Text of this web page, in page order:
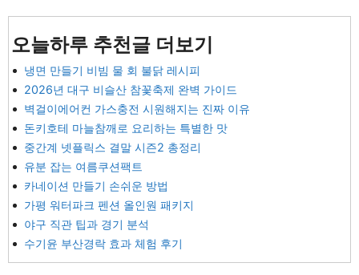
오늘하루 추천글 더보기
냉면 만들기 비빔 물 회 불닭 레시피
2026년 대구 비슬산 참꽃축제 완벽 가이드
벽걸이에어컨 가스충전 시원해지는 진짜 이유
돈키호테 마늘참깨로 요리하는 특별한 맛
중간계 넷플릭스 결말 시즌2 총정리
유분 잡는 여름쿠션팩트
카네이션 만들기 손쉬운 방법
가평 워터파크 펜션 올인원 패키지
야구 직관 팁과 경기 분석
수기윤 부산경락 효과 체험 후기